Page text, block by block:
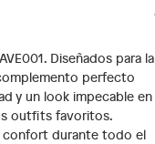
Diseñados para la
perfecto
y un look impecable en
outfits favoritos.
confort durante todo el